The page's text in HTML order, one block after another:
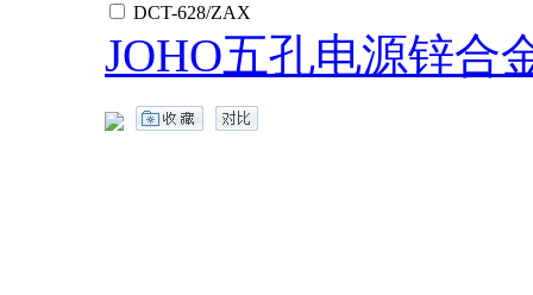
DCT-628/ZAX
JOHO五孔电源锌合